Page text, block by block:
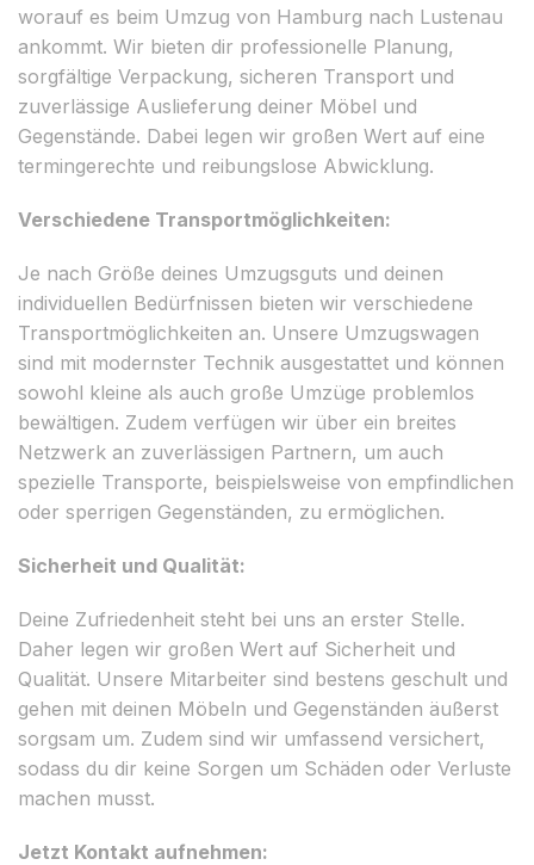
worauf es beim Umzug von Hamburg nach Lustenau
ankommt. Wir bieten dir professionelle Planung,
sorgfältige Verpackung, sicheren Transport und
zuverlässige Auslieferung deiner Möbel und
Gegenstände. Dabei legen wir großen Wert auf eine
termingerechte und reibungslose Abwicklung.
Verschiedene Transportmöglichkeiten:
Je nach Größe deines Umzugsguts und deinen
individuellen Bedürfnissen bieten wir verschiedene
Transportmöglichkeiten an. Unsere Umzugswagen
sind mit modernster Technik ausgestattet und können
sowohl kleine als auch große Umzüge problemlos
bewältigen. Zudem verfügen wir über ein breites
Netzwerk an zuverlässigen Partnern, um auch
spezielle Transporte, beispielsweise von empfindlichen
oder sperrigen Gegenständen, zu ermöglichen.
Sicherheit und Qualität:
Deine Zufriedenheit steht bei uns an erster Stelle.
Daher legen wir großen Wert auf Sicherheit und
Qualität. Unsere Mitarbeiter sind bestens geschult und
gehen mit deinen Möbeln und Gegenständen äußerst
sorgsam um. Zudem sind wir umfassend versichert,
sodass du dir keine Sorgen um Schäden oder Verluste
machen musst.
Jetzt Kontakt aufnehmen: